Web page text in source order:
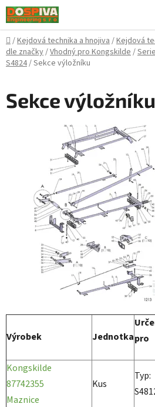
Přejít
na
obsah
Domů
/Kejdová technika a hnojiva/Kejdová
dle značky/Vhodný pro Kongskilde/
S4824/Sekce výložníku
Sekce výložníku
Výrobek Jednotkapro
Kongskilde
87742355
Maznice
Kus
Typ: